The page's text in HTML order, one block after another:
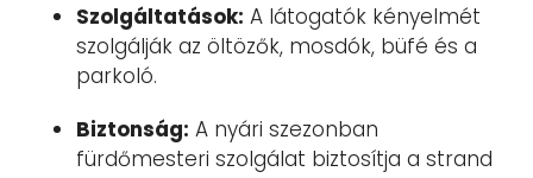
Szolgáltatások: A látogatók kényelmét
szolgálják az öltözők, mosdók, büfé és a
parkoló.
Biztonság: A nyári szezonban
fürdőmesteri szolgálat biztosítja a strand